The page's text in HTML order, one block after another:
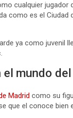
cualquier jugador
como es el
ya como juvenil
mundo
Madrid como su
que el conoce bien